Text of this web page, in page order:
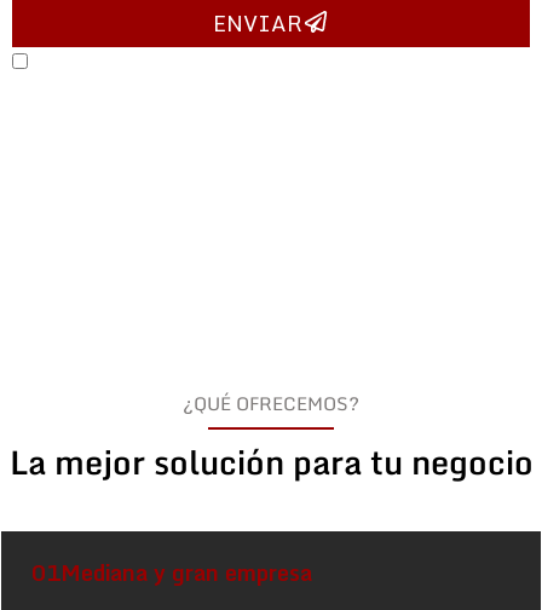
ENVIAR
¿QUÉ OFRECEMOS?
La mejor solución para tu negocio
01Mediana y gran empresa